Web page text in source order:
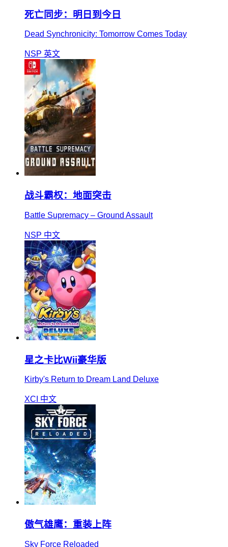
死亡同步：明日到今日
Dead Synchronicity: Tomorrow Comes Today
NSP 英文
战斗霸权：地面突击
Battle Supremacy – Ground Assault
NSP 中文
星之卡比Wii豪华版
Kirby's Return to Dream Land Deluxe
XCI 中文
傲气雄鹰：重装上阵
Sky Force Reloaded